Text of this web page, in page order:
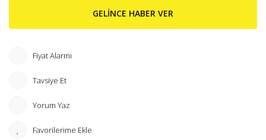
GELİNCE HABER VER
Fiyat Alarmı
Tavsiye Et
Yorum Yaz